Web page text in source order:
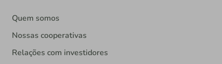
Quem somos
Nossas cooperativas
Relações com investidores